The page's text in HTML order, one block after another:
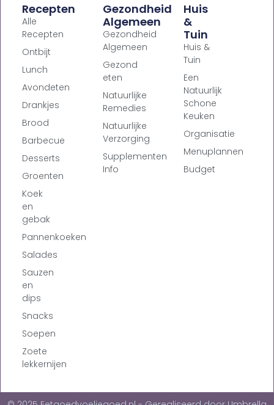
Recepten
Alle
Recepten
Ontbijt
Lunch
Avondeten
Drankjes
Brood
Barbecue
Desserts
Groenten
Koek
en
gebak
Pannenkoeken
Salades
Sauzen
en
dips
Snacks
Soepen
Zoete
lekkernijen
Gezondheid
Algemeen
Gezondheid
Algemeen
Gezond
eten
Natuurlijke
Remedies
Natuurlijke
Verzorging
Supplementen
Info
Huis
&
Tuin
Huis &
Tuin
Een
Natuurlijk
Schone
Keuken
Organisatie
Menuplannen
Budget